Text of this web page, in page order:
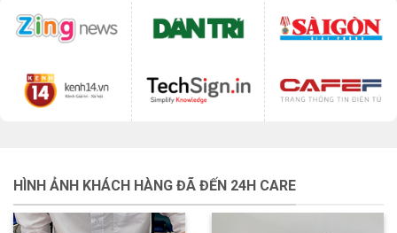
HÌNH ẢNH KHÁCH HÀNG ĐÃ ĐẾN 24H CARE